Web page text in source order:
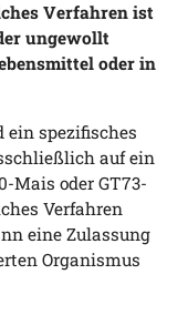
Verfahren ist
ungewollt
oder in
ein spezifisches
auf ein
Mais oder GT73-
Verfahren
eine Zulassung
Organismus